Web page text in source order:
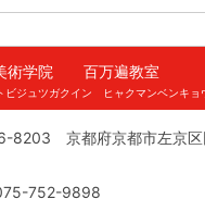
術学院 百万遍教室
ビジュツガクイン ヒャクマンベンキョ
8203 京都府京都市左京
752-9898